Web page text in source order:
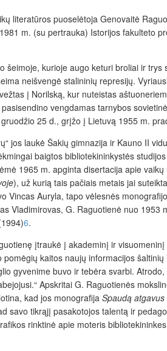
literatūros puoselėtoja Genovaitė
m. (su pertrauka) Istorijos fakulteto
kurioje augo keturi broliai ir
neišvengė stalininių represijų.
į Norilską, kur nuteistas
vengdamas tarnybos
25 d., grįžo į Lietuvą 1955 m.
jos laukė Šakių gimnazija ir Kauno II
baigtos bibliotekininkystės
1965 m. apginta disertacija apie
), už kurią tais pačiais metais jai
Vincas Auryla, tapo vėlesnės
Vladimirovas, G. Raguotienė nuo 1953
6.
įtraukė į akademinį ir
kaitos naujų informacijos
gyvenime buvo ir tebėra svarbi.
Apskritai G. Raguotienės
kad jos monografija Spaudą atgavus
tikrąjį pasakotojos talentą ir
rinktinė apie moteris bibliotekininkes